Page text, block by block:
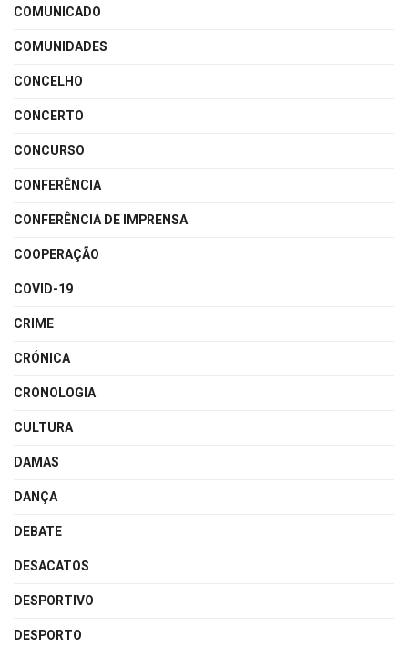
COMUNICADO
COMUNIDADES
CONCELHO
CONCERTO
CONCURSO
CONFERÊNCIA
CONFERÊNCIA DE IMPRENSA
COOPERAÇÃO
COVID-19
CRIME
CRÓNICA
CRONOLOGIA
CULTURA
DAMAS
DANÇA
DEBATE
DESACATOS
DESPORTIVO
DESPORTO